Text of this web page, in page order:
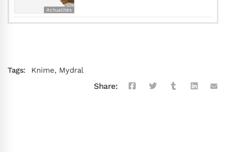
Actualités
Tags: Knime, Mydral
Share: